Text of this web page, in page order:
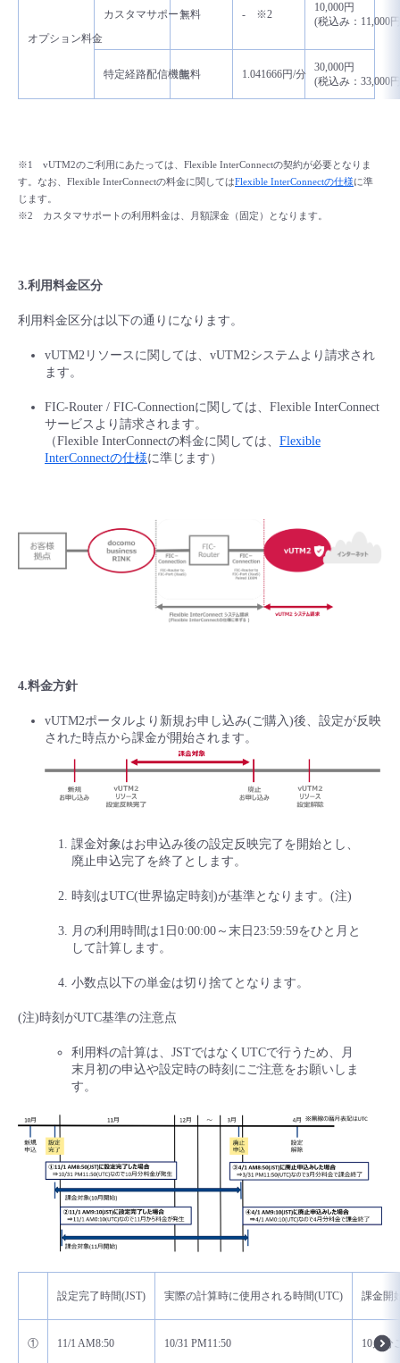
オプション料金
カスタマサポート無料 - ※2
10,000円
(税込み：11,000
特定経路配信機能無料 1.041666円/分
30,000円
(税込み：33,000
※1 vUTM2のご利用にあたっては、Flexible InterConnectの契約が必要となりま
す。 なお、Flexible InterConnectの料金に関してはFlexible InterConnectの仕様に準
じます。
※2 カスタマサポートの利用料金は、月額課金（固定）となります。
3.利用料金区分
利用料金区分は以下の通りになります。
vUTM2リソースに関しては、vUTM2システムより請求され
ます。
FIC-Router / FIC-Connectionに関しては、Flexible InterConnect
サービスより請求されます。
（Flexible InterConnectの料金に関しては、 Flexible
InterConnectの仕様に準じます）
4.料金方針
vUTM2ポータルより新規お申し込み(ご購入)後、設定が反映
された時点から課金が開始されます。
課金対象はお申込み後の設定反映完了を開始とし、
廃止申込完了を終了とします。
時刻はUTC(世界協定時刻)が基準となります。(注)
月の利用時間は1日0:00:00～末日23:59:59をひと月と
して計算します。
小数点以下の単金は切り捨てとなります。
(注)時刻がUTC基準の注意点
利用料の計算は、JSTではなくUTCで行うため、月
末月初の申込や設定時の時刻にご注意をお願いしま
す。
設定完了時間(JST) 実際の計算時に使用される時間(UTC) 課金開
① 11/1 AM8:50 10/31 PM11:50 10月分